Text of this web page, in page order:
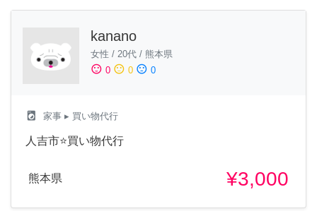
kanano
女性 / 20代 / 熊本県
sentiment_satisfied 0 sentiment_neutral 0 sentiment_dissatisfied 0
local_laundry_service 家事 ▸ 買い物代行
人吉市⭐️買い物代行
熊本県 ¥3,000